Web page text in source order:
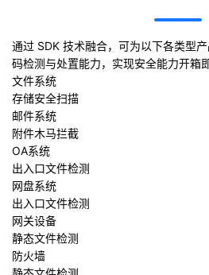
通过 SDK 技术融合，可为以下各类型
码检测与处置能力，实现安全能力开箱即
文件系统
存储安全扫描
邮件系统
附件木马拦截
OA系统
出入口文件检测
网盘系统
出入口文件检测
网关设备
静态文件检测
防火墙